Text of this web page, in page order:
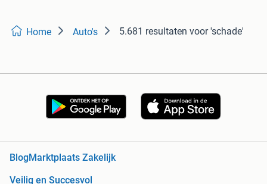
Home Auto's 5.681 resultaten voor 'schade'
Blog Marktplaats Zakelijk
Veilig en Succesvol